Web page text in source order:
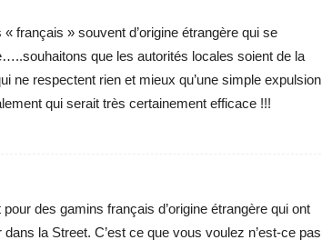
français » souvent d’origine étrangère qui se
que les autorités locales soient de la
ne respectent rien et mieux qu’une simple expulsion
qui serait très certainement efficace !!!
des gamins français d’origine étrangère qui ont
la Street. C’est ce que vous voulez n’est-ce pas